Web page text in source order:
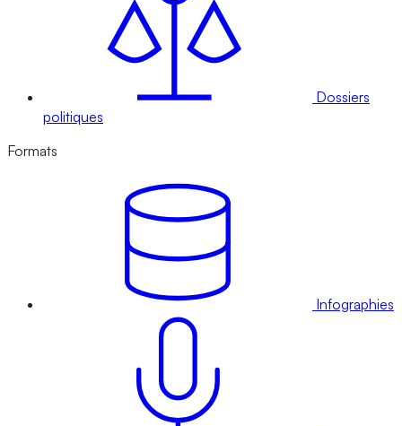
Dossiers
politiques
Formats
Infographies